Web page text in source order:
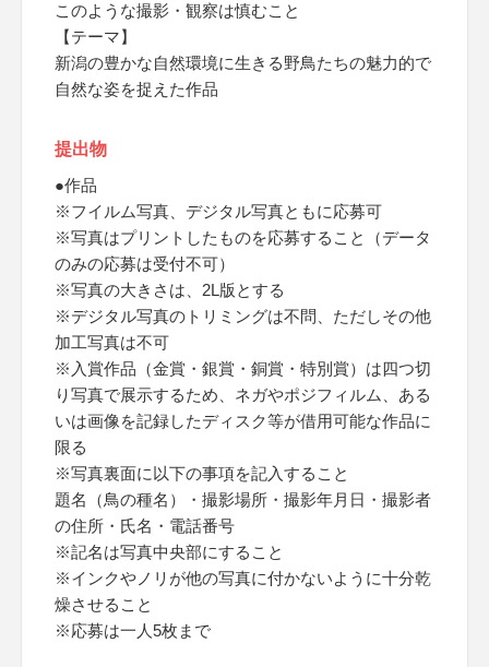
このような撮影・観察は慎むこと
【テーマ】
新潟の豊かな自然環境に生きる野鳥たちの魅力的で
自然な姿を捉えた作品
提出物
●作品
※フイルム写真、デジタル写真ともに応募可
※写真はプリントしたものを応募すること（データ
のみの応募は受付不可）
※写真の大きさは、2L版とする
※デジタル写真のトリミングは不問、ただしその他
加工写真は不可
※入賞作品（金賞・銀賞・銅賞・特別賞）は四つ切
り写真で展示するため、ネガやポジフィルム、ある
いは画像を記録したディスク等が借用可能な作品に
限る
※写真裏面に以下の事項を記入すること
題名（鳥の種名）・撮影場所・撮影年月日・撮影者
の住所・氏名・電話番号
※記名は写真中央部にすること
※インクやノリが他の写真に付かないように十分乾
燥させること
※応募は一人5枚まで